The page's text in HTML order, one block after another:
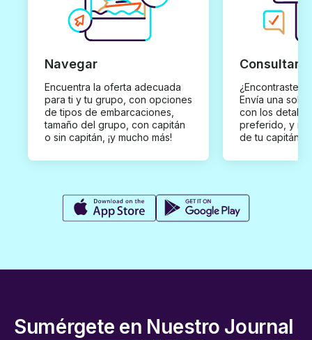
Navegar
Encuentra la oferta adecuada
para ti y tu grupo, con opciones
de tipos de embarcaciones,
tamaño del grupo, con capitán
o sin capitán, ¡y mucho más!
Consultar
¿Encontraste
Envía una
con los
preferido, y
de tu capitán
Sumérgete en Nuestro Journal